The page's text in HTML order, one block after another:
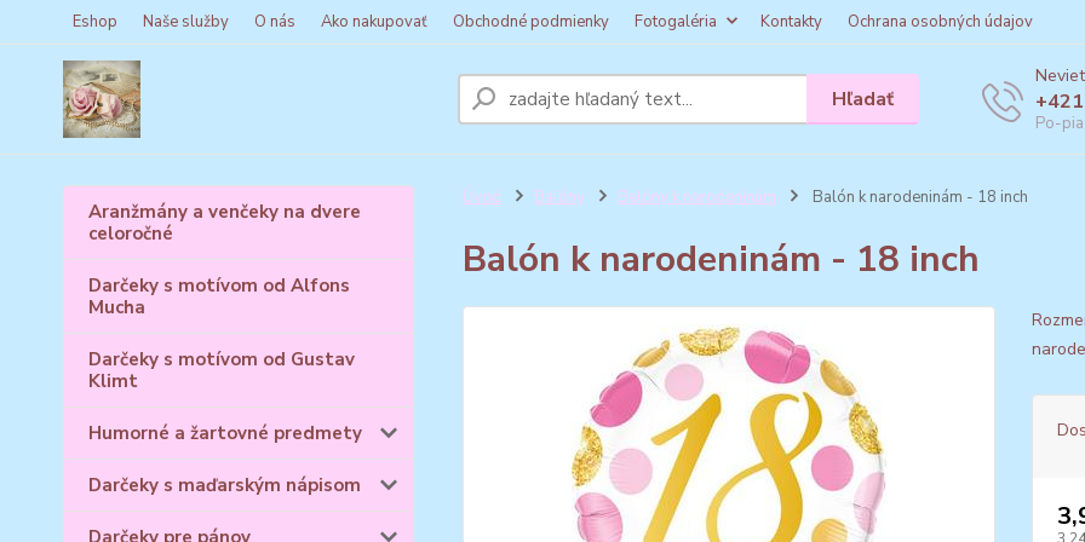
Eshop Naše služby O nás Ako nakupovať Obchodné podmienky Fotogaléria Kontakty Ochrana osobných údajov
Hľadať
Po-
Aranžmány a venčeky na dvere
celoročné
Darčeky s motívom od Alfons
Mucha
Darčeky s motívom od Gustav
Klimt
Humorné a žartovné predmety
Darčeky s maďarským nápisom
Darčeky pre pánov
Úvod Balóny Balóny k narodeninám Balón k narodeninám - 18 inch
Balón k narodeninám - 18 inch